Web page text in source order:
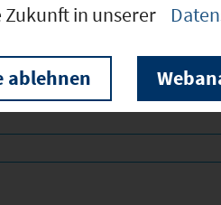
2024 280
in unserer
ablehnen